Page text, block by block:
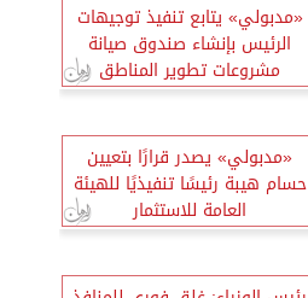
«مدبولي» يتابع تنفيذ توجيهات
الرئيس بإنشاء صندوق صيانة
مشروعات تطوير المناطق
العشوائية
«مدبولي» يصدر قرارًا بتعيين
حسام هيبة رئيسًا تنفيذيًا للهيئة
العامة للاستثمار